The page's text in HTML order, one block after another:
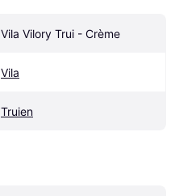
Vila Vilory Trui - Crème
Vila
Truien